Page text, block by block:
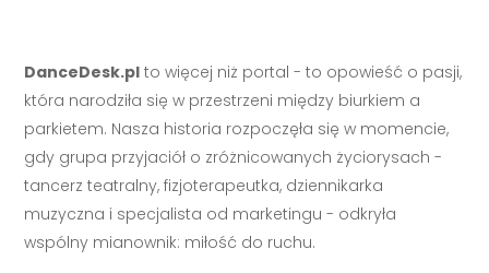
DanceDesk.pl to więcej niż portal - to opowieść o pasji,
która narodziła się w przestrzeni między biurkiem a
parkietem. Nasza historia rozpoczęła się w momencie,
gdy grupa przyjaciół o zróżnicowanych życiorysach -
tancerz teatralny, fizjoterapeutka, dziennikarka
muzyczna i specjalista od marketingu - odkryła
wspólny mianownik: miłość do ruchu.